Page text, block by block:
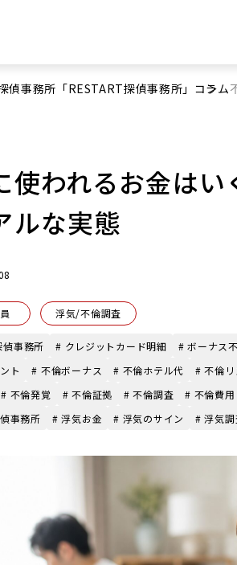
事務所「RESTART探偵事務所」 コラム
使われるお金はい
ルな実態
浮気/不倫調査
偵事務所 # クレジットカード明細 # ボーナス
ト
# 不倫ボーナス # 不倫ホテル代 # 不倫リ
# 不倫発覚 # 不倫証拠 # 不倫調査 # 不倫費用
事務所 # 浮気お金 # 浮気のサイン # 浮気調